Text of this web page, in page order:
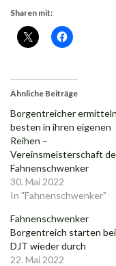
Sharen mit:
Ähnliche Beiträge
Borgentreicher
besten in ihren eigenen
Reihen –
Vereinsmeisterschaft
Fahnenschwenker
30. Mai 2022
In "Fahnenschwenker"
Fahnenschwenker
Borgentreich starten
DJT wieder durch
22. Mai 2022